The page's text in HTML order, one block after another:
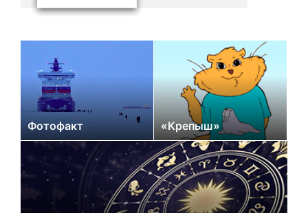
Фотофакт «Крепыш»